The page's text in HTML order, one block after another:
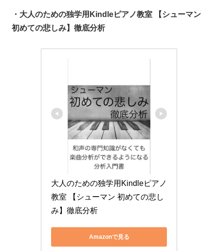
・大人のための独学用Kindleピアノ教室 【シューマン
初めての悲しみ】徹底分析
大人のための独学用Kindleピアノ
教室 【シューマン 初めての悲し
み】徹底分析
Amazonで見る